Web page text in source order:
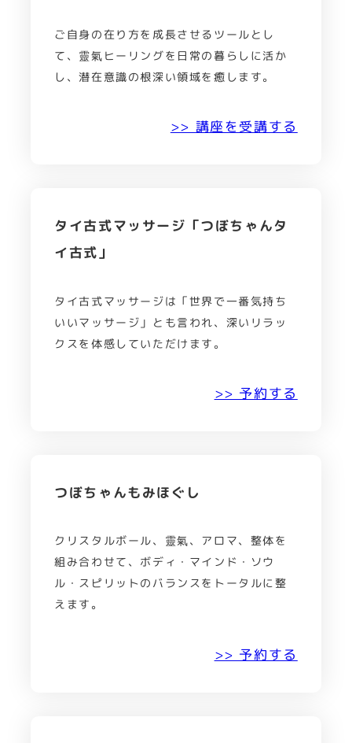
ご自身の在り方を成長させるツールとし
て、靈氣ヒーリングを日常の暮らしに活か
し、潜在意識の根深い領域を癒します。
>> 講座を受講する
タイ古式マッサージ「つぼちゃんタ
イ古式」
タイ古式マッサージは「世界で一番気持ち
いいマッサージ」とも言われ、深いリラッ
クスを体感していただけます。
>> 予約する
つぼちゃんもみほぐし
クリスタルボール、靈氣、アロマ、整体を
組み合わせて、ボディ・マインド・ソウ
ル・スピリットのバランスをトータルに整
えます。
>> 予約する